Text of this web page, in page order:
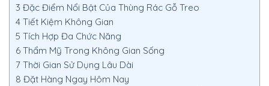
3 Đặc Điểm Nổi Bật Của Thùng Rác Gỗ Treo
4 Tiết Kiệm Không Gian
5 Tích Hợp Đa Chức Năng
6 Thẩm Mỹ Trong Không Gian Sống
7 Thời Gian Sử Dụng Lâu Dài
8 Đặt Hàng Ngay Hôm Nay